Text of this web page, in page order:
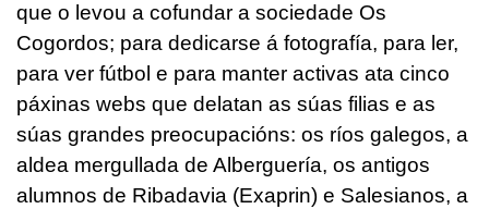
que o levou a cofundar a sociedade Os
Cogordos; para dedicarse á fotografía, para ler,
para ver fútbol e para manter activas ata cinco
páxinas webs que delatan as súas filias e as
súas grandes preocupacións: os ríos galegos, a
aldea mergullada de Alberguería, os antigos
alumnos de Ribadavia (Exaprin) e Salesianos, a